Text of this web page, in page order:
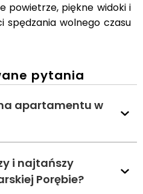
powietrze, piękne widoki i
spędzania wolnego czasu
pytania
apartamentu w
i najtańszy
Porębie?